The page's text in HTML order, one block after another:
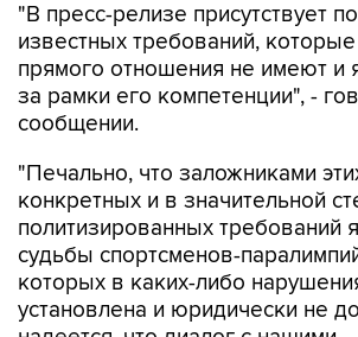
"В пресс-релизе присутствует
известных требований,
прямого отношения не имеют и
за рамки его компетенции", -
сообщении.
"Печально, что заложниками
конкретных и в значительной
политизированных требований
судьбы спортсменов-
которых в каких-либо
установлена и юридически не